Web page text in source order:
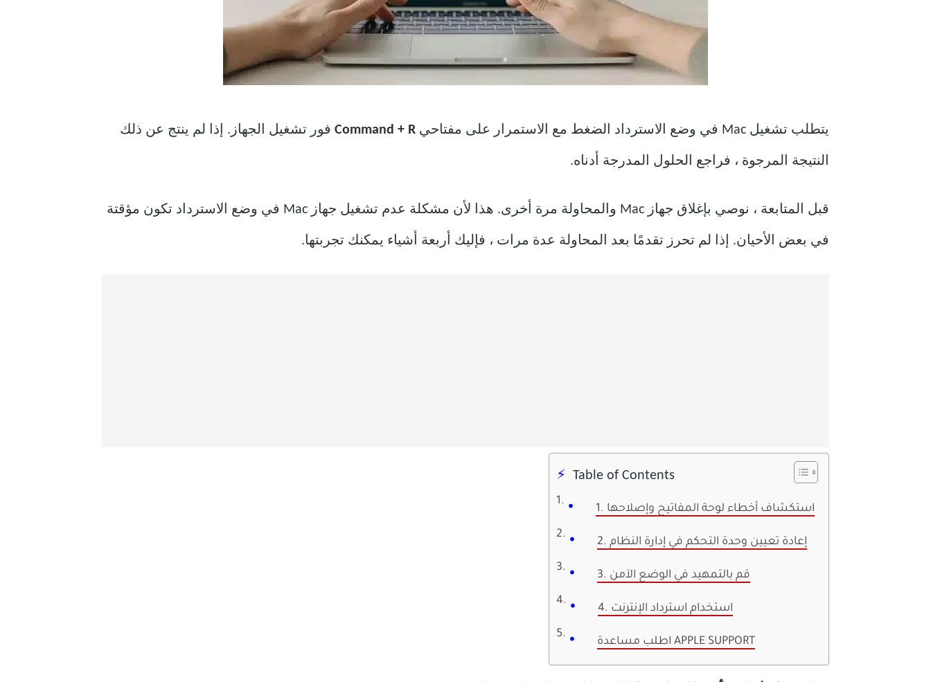
يتطلب تشغيل Mac في وضع الاسترداد الضغط مع الاستمرار على مفتاحي Command + R فور تشغيل الجهاز. إذا لم ينتج عن ذلك
النتيجة المرجوة ، فراجع الحلول المدرجة أدناه.
قبل المتابعة ، نوصي بإغلاق جهاز Mac والمحاولة مرة أخرى. هذا لأن مشكلة عدم تشغيل جهاز Mac في وضع الاسترداد تكون مؤقتة
في بعض الأحيان. إذا لم تحرز تقدمًا بعد المحاولة عدة مرات ، فإليك أربعة أشياء يمكنك تجربتها.
Table of Contents
1. استكشاف أخطاء لوحة المفاتيح وإصلاحها
2. إعادة تعيين وحدة التحكم في إدارة النظام
3. قم بالتمهيد في الوضع الآمن
4. استخدام استرداد الإنترنت
اطلب مساعدة APPLE SUPPORT